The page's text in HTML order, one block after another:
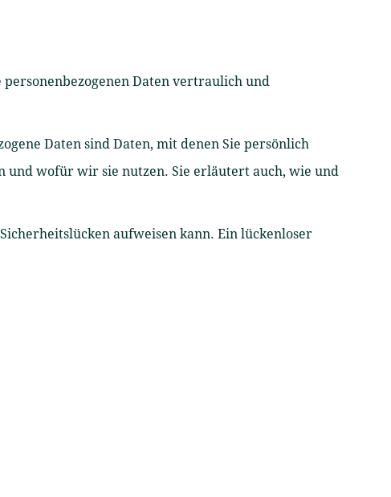
Daten vertraulich und
Daten sind Daten, mit denen Sie persönlich
wofür wir sie nutzen. Sie erläutert auch, wie und
aufweisen kann. Ein lückenloser